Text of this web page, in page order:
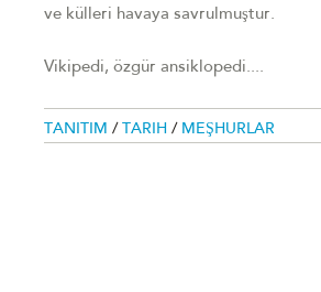
ve külleri havaya savrulmuştur.
Vikipedi, özgür ansiklopedi....
TANITIM / TARIH / MEŞHURLAR